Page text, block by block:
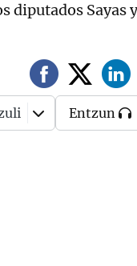
diputados Sayas y
Entzun